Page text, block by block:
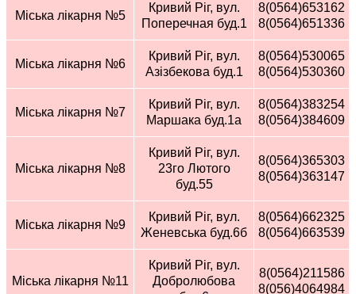
Міська лікарня №5
Кривий Ріг, вул.
Поперечная буд.1
8(0564)653162
8(0564)651336
Міська лікарня №6
Кривий Ріг, вул.
Азізбекова буд.1
8(0564)530065
8(0564)530360
Міська лікарня №7
Кривий Ріг, вул.
Маршака буд.1а
8(0564)383254
8(0564)384609
Міська лікарня №8
Кривий Ріг, вул.
23го Лютого
буд.55
8(0564)365303
8(0564)363147
Міська лікарня №9
Кривий Ріг, вул.
Женевська буд.6б
8(0564)662325
8(0564)663539
Міська лікарня №11
Кривий Ріг, вул.
Добролюбова
8(0564)211586
8(056)4064984